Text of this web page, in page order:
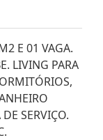
E 01 VAGA.
LIVING PARA
SERVIÇO.